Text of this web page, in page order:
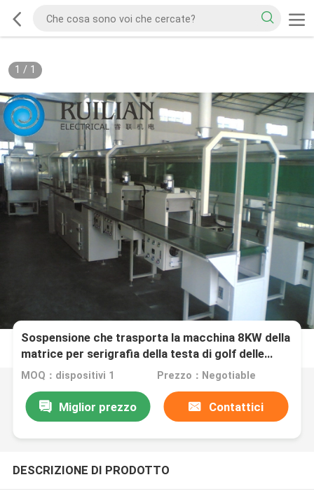
1 / 1
Sospensione che trasporta la macchina 8KW della
matrice per serigrafia della testa di golf delle
attrezzature della verniciatura a spruzzo
MOQ：dispositivi 1 Prezzo：Negotiable
Miglior prezzo Contattici
DESCRIZIONE DI PRODOTTO